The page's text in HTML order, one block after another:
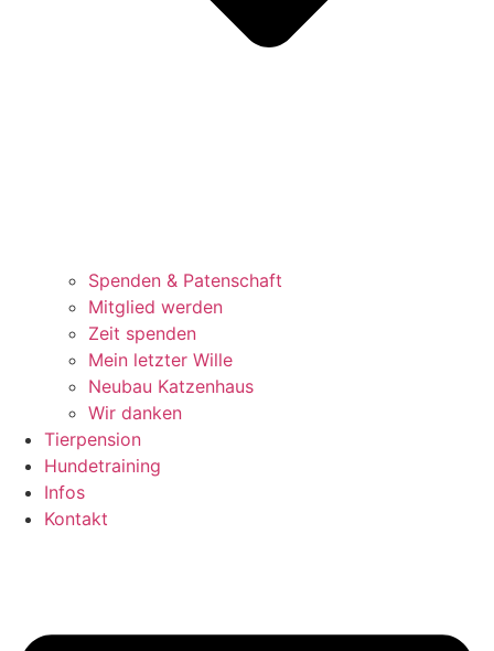
Spenden & Patenschaft
Mitglied werden
Zeit spenden
Mein letzter Wille
Neubau Katzenhaus
Wir danken
Tierpension
Hundetraining
Infos
Kontakt